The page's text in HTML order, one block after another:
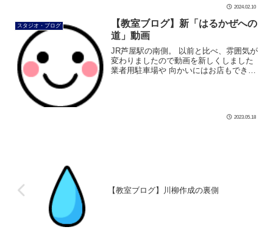
2024.02.10
スタジオ・ブログ
【教室ブログ】新「はるかぜへの
道」動画
JR芦屋駅の南側。 以前と比べ、雰囲気が
変わりましたので動画を新しくしました
業者用駐車場や 向かいにはお店もできま
2023.05.18
【教室ブログ】川柳作成の裏側